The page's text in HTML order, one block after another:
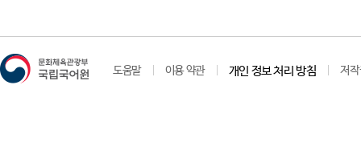
도움말 이용 약관 개인 정보 처리 방침 저